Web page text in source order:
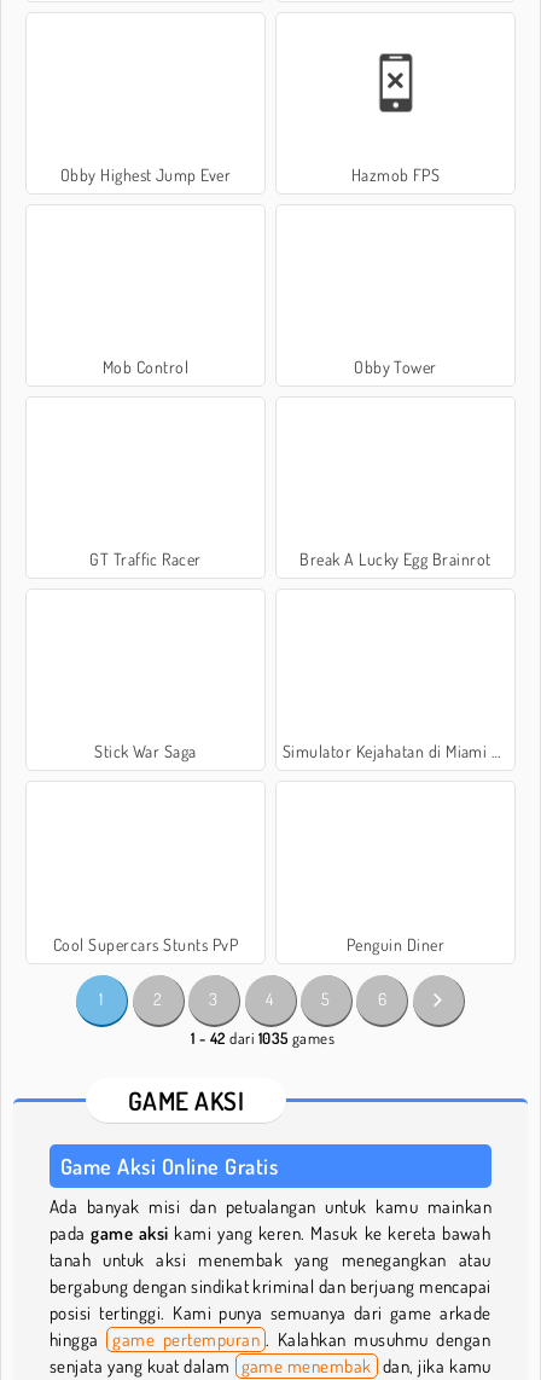
Obby Highest Jump Ever Hazmob FPS
Mob Control Obby Tower
GT Traffic Racer Break A Lucky Egg Brainrot
Stick War Saga Simulator Kejahatan di Miami 3D
Cool Supercars Stunts PvP Penguin Diner
1 2 3 4 5 6
1 - 42 dari 1035 games
GAME AKSI
Game Aksi Online Gratis
Ada banyak misi dan petualangan untuk kamu mainkan
padagame aksi kami yang keren. Masuk ke kereta bawah
tanah untuk aksi menembak yang menegangkan atau
bergabung dengan sindikat kriminal dan berjuang mencapai
posisi tertinggi. Kami punya semuanya dari game arkade
hingga game pertempuran . Kalahkan musuhmu dengan
senjata yang kuat dalam game menembak dan, jika kamu